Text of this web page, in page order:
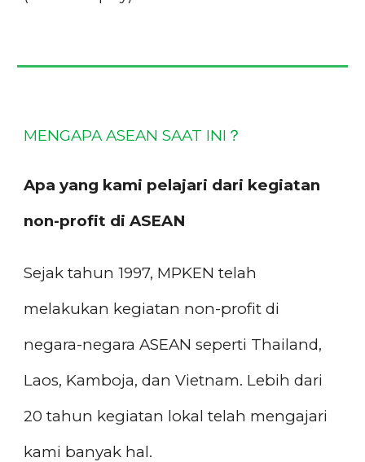
MENGAPA ASEAN SAAT INI ？
Apa yang kami pelajari dari kegiatan
non-profit di ASEAN
Sejak tahun 1997, MPKEN telah
melakukan kegiatan non-profit di
negara-negara ASEAN seperti Thailand,
Laos, Kamboja, dan Vietnam. Lebih dari
20 tahun kegiatan lokal telah mengajari
kami banyak hal.